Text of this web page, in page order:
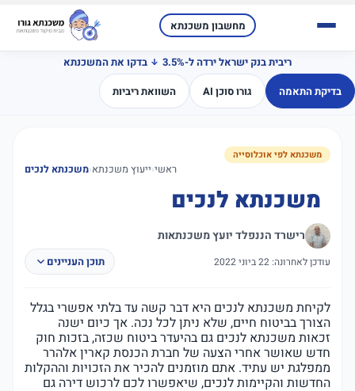
מחשבון משכנתא
ריבית בנק ישראל ירדה ל-3.5%
בדקו את המשכנתא
בדיקת התאמה
גורו סוכן AI השוואת ריביות
משכנתא לפי אוכלוסייה
ראשי‹ייעוץ משכנתא‹משכנתא לנכים
משכנתא לנכים
רישרד הננפלד יועץ משכנתאות
עודכן לאחרונה: 22 ביוני 2022 תוכן העניינים
לקיחת משכנתא לנכים היא דבר קשה עד בלתי אפשרי בגלל
הצורך בביטוח חיים, שלא ניתן לכל נכה. אך כיום ישנה
זכאות משכנתא לנכים גם בהיעדר ביטוח שכזה, בזכות חוק
חדש שאושר אחרי הצעה של חברת הכנסת קארין אלהרר
ממפלגת יש עתיד. אתם מוזמנים להכיר את הזכויות וההקלות
החדשות והקיימות לנכים, שיאפשרו לכם לרכוש דירה גם